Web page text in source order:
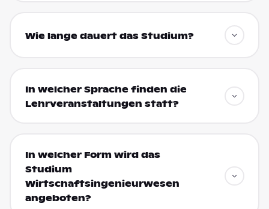
Wie lange dauert das Studium?
In welcher Sprache finden die
Lehrveranstaltungen statt?
In welcher Form wird das
Studium
Wirtschaftsingenieurwesen
angeboten?